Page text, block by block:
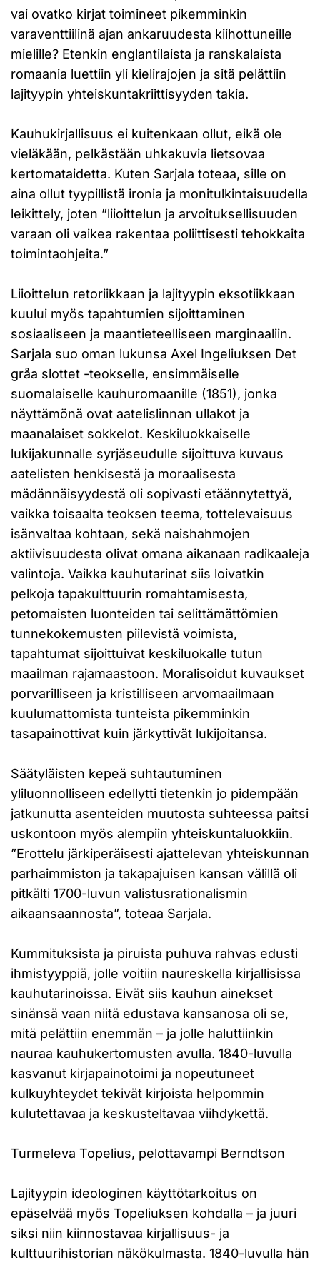
vai ovatko kirjat toimineet pikemminkin
varaventtiilinä ajan ankaruudesta kiihottuneille
mielille? Etenkin englantilaista ja ranskalaista
romaania luettiin yli kielirajojen ja sitä pelättiin
lajityypin yhteiskuntakriittisyyden takia.
Kauhukirjallisuus ei kuitenkaan ollut, eikä ole
vieläkään, pelkästään uhkakuvia lietsovaa
kertomataidetta. Kuten Sarjala toteaa, sille on
aina ollut tyypillistä ironia ja monitulkintaisuudella
leikittely, joten ”liioittelun ja arvoituksellisuuden
varaan oli vaikea rakentaa poliittisesti tehokkaita
toimintaohjeita.”
Liioittelun retoriikkaan ja lajityypin eksotiikkaan
kuului myös tapahtumien sijoittaminen
sosiaaliseen ja maantieteelliseen marginaaliin.
Sarjala suo oman lukunsa Axel Ingeliuksen Det
gråa slottet -teokselle, ensimmäiselle
suomalaiselle kauhuromaanille (1851), jonka
näyttämönä ovat aatelislinnan ullakot ja
maanalaiset sokkelot. Keskiluokkaiselle
lukijakunnalle syrjäseudulle sijoittuva kuvaus
aatelisten henkisestä ja moraalisesta
mädännäisyydestä oli sopivasti etäännytettyä,
vaikka toisaalta teoksen teema, tottelevaisuus
isänvaltaa kohtaan, sekä naishahmojen
aktiivisuudesta olivat omana aikanaan radikaaleja
valintoja. Vaikka kauhutarinat siis loivatkin
pelkoja tapakulttuurin romahtamisesta,
petomaisten luonteiden tai selittämättömien
tunnekokemusten piilevistä voimista,
tapahtumat sijoittuivat keskiluokalle tutun
maailman rajamaastoon. Moralisoidut kuvaukset
porvarilliseen ja kristilliseen arvomaailmaan
kuulumattomista tunteista pikemminkin
tasapainottivat kuin järkyttivät lukijoitansa.
Säätyläisten kepeä suhtautuminen
yliluonnolliseen edellytti tietenkin jo pidempään
jatkunutta asenteiden muutosta suhteessa paitsi
uskontoon myös alempiin yhteiskuntaluokkiin.
”Erottelu järkiperäisesti ajattelevan yhteiskunnan
parhaimmiston ja takapajuisen kansan välillä oli
pitkälti 1700-luvun valistusrationalismin
aikaansaannosta”, toteaa Sarjala.
Kummituksista ja piruista puhuva rahvas edusti
ihmistyyppiä, jolle voitiin naureskella kirjallisissa
kauhutarinoissa. Eivät siis kauhun ainekset
sinänsä vaan niitä edustava kansanosa oli se,
mitä pelättiin enemmän – ja jolle haluttiinkin
nauraa kauhukertomusten avulla. 1840-luvulla
kasvanut kirjapainotoimi ja nopeutuneet
kulkuyhteydet tekivät kirjoista helpommin
kulutettavaa ja keskusteltavaa viihdykettä.
Turmeleva Topelius, pelottavampi Berndtson
Lajityypin ideologinen käyttötarkoitus on
epäselvää myös Topeliuksen kohdalla – ja juuri
siksi niin kiinnostavaa kirjallisuus- ja
kulttuurihistorian näkökulmasta. 1840-luvulla hän